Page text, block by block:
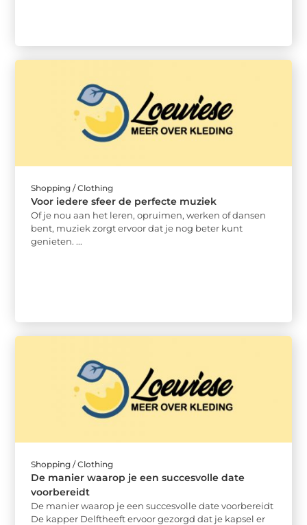
Shopping / Clothing
Voor iedere sfeer de perfecte muziek
Of je nou aan het leren, opruimen, werken of dansen
bent, muziek zorgt ervoor dat je nog beter kunt
genieten. ...
Shopping / Clothing
De manier waarop je een succesvolle date
voorbereidt
De manier waarop je een succesvolle date voorbereidt
De kapper Delftheeft ervoor gezorgd dat je kapsel er